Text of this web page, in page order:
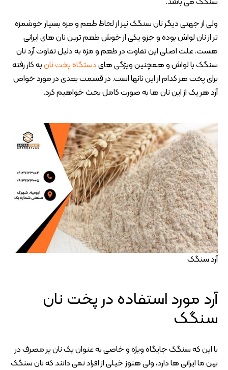
ولی از جهتی دیگر نان سنگک نیز از لحاظ طعم و مزه بسیار خوشمزه
تر از نان لواش بوده و جزو یکی از خوش طعم ترین نان های ایرانی
هست. علت اصلی این تفاوت در طعم و مزه به دلیل تفاوت آرد نان
سنگک با لواش و همچنین ویژگی هایدستگاه پخت نانبه کار رفته
برای پخت هر کدام از این نانها است. در قسمت بعدی در مورد خواص
آرد هر یک از این نان ها به صورت کامل بحث خواهیم کرد.
آرد سنگک
آرد مورد استفاده در پخت نان
سنگک
با این که سنگک جایگاه ویژه و خاصی به عنوان یک نان پر مصرف در
بین ما ایرانی ها دارد، ولی هنوز خیلی از افراد نمی دانند که نان سنگک